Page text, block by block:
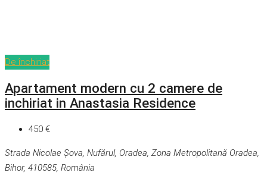
De închiriat
Apartament modern cu 2 camere de
inchiriat in Anastasia Residence
450 €
Strada Nicolae Șova, Nufărul, Oradea, Zona Metropolitană Oradea,
Bihor, 410585, România